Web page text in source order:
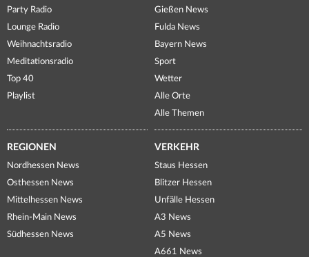
Party Radio
Lounge Radio
Weihnachtsradio
Meditationsradio
Top 40
Playlist
Gießen News
Fulda News
Bayern News
Sport
Wetter
Alle Orte
Alle Themen
REGIONEN
Nordhessen News
Osthessen News
Mittelhessen News
Rhein-Main News
Südhessen News
VERKEHR
Staus Hessen
Blitzer Hessen
Unfälle Hessen
A3 News
A5 News
A661 News